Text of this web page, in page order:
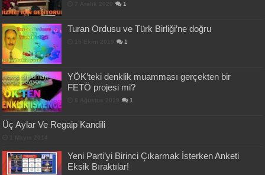
1
Turan Ordusu ve Türk Birliği’ne doğru
1
YÖK’teki denklik muamması gerçekten bir
FETÖ projesi mi?
1
Üç Aylar Ve Regaip Kandili
Yeni Parti’yi Birinci Çıkarmak İsterken Anketi
Eksik Bıraktılar!